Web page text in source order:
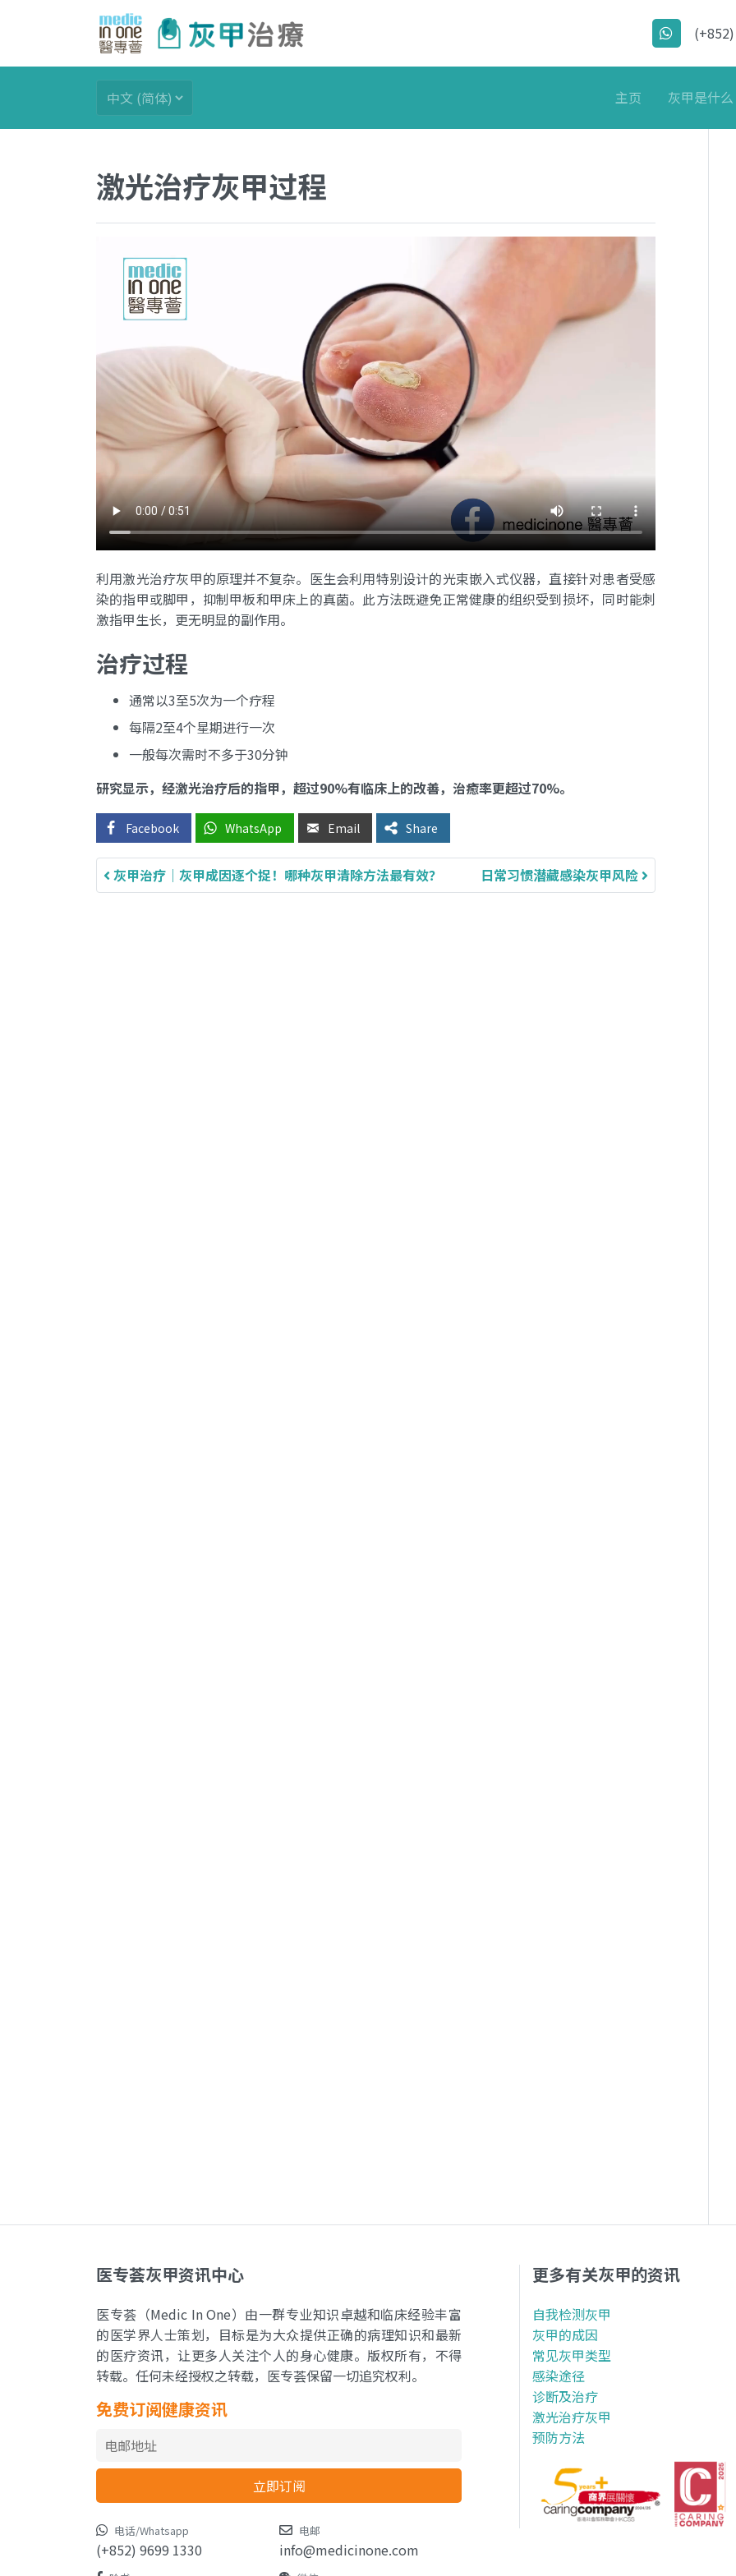
主页 灰甲是什么
激光治疗灰甲过程
利用激光治疗灰甲的原理并不复杂。医生会利用特别设计的光束嵌入式仪器，直接针对患者受感
染的指甲或脚甲，抑制甲板和甲床上的真菌。此方法既避免正常健康的组织受到损坏，同时能刺
激指甲生长，更无明显的副作用。
治疗过程
通常以3至5次为一个疗程
每隔2至4个星期进行一次
一般每次需时不多于30分钟
研究显示，经激光治疗后的指甲，超过90%有临床上的改善，治癒率更超过70%。
Facebook WhatsApp Email Share
Post navigation
灰甲治疗｜灰甲成因逐个捉！哪种灰甲清除方法最有效？ 日常习惯潜藏感染灰甲风险
医专荟灰甲资讯中心
医专荟（Medic In One）由一群专业知识卓越和临床经验丰富
的医学界人士策划，目标是为大众提供正确的病理知识和最新
的医疗资讯，让更多人关注个人的身心健康。版权所有，不得
转载。任何未经授权之转载，医专荟保留一切追究权利。
免费订阅健康资讯
电话/Whatsapp
(+852) 9699 1330
电邮
info@medicinone.com
更多有关灰甲的资讯
自我检测灰甲
灰甲的成因
常见灰甲类型
感染途径
诊断及治疗
激光治疗灰甲
预防方法